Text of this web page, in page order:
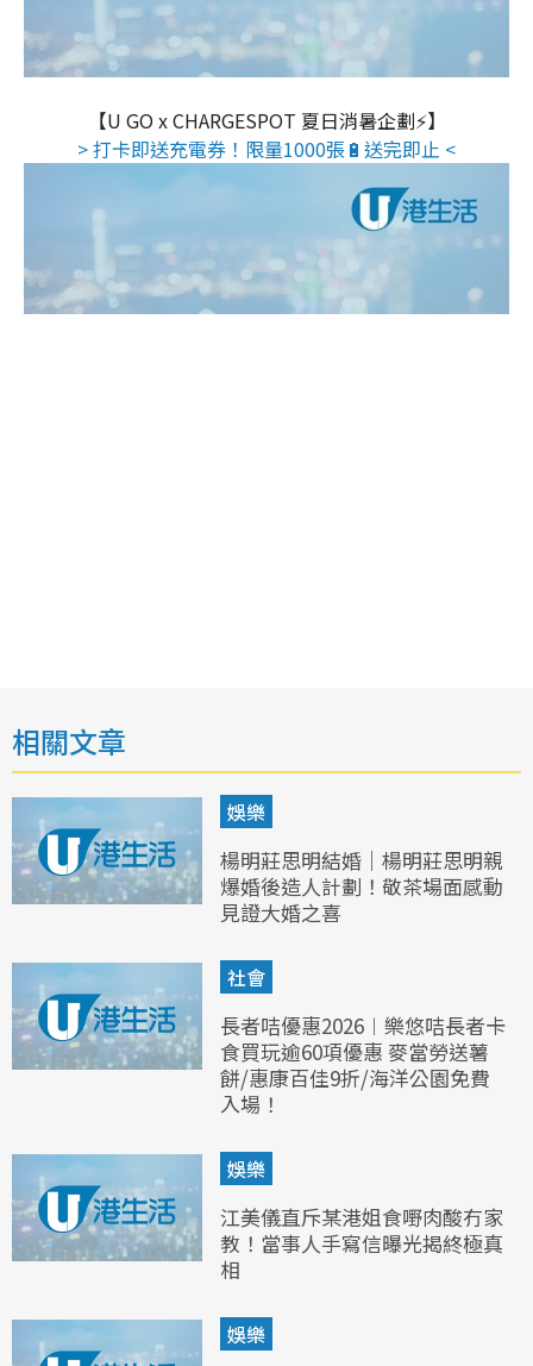
【U GO x CHARGESPOT 夏日消暑企劃⚡】
> 打卡即送充電券！限量1000張🔋送完即止 <
相關文章
娛樂
楊明莊思明結婚｜楊明莊思明親
爆婚後造人計劃！敬茶場面感動
見證大婚之喜
社會
長者咭優惠2026︱樂悠咭長者卡
食買玩逾60項優惠 麥當勞送薯
餅/惠康百佳9折/海洋公園免費
入場！
娛樂
江美儀直斥某港姐食嘢肉酸冇家
教！當事人手寫信曝光揭終極真
相
娛樂